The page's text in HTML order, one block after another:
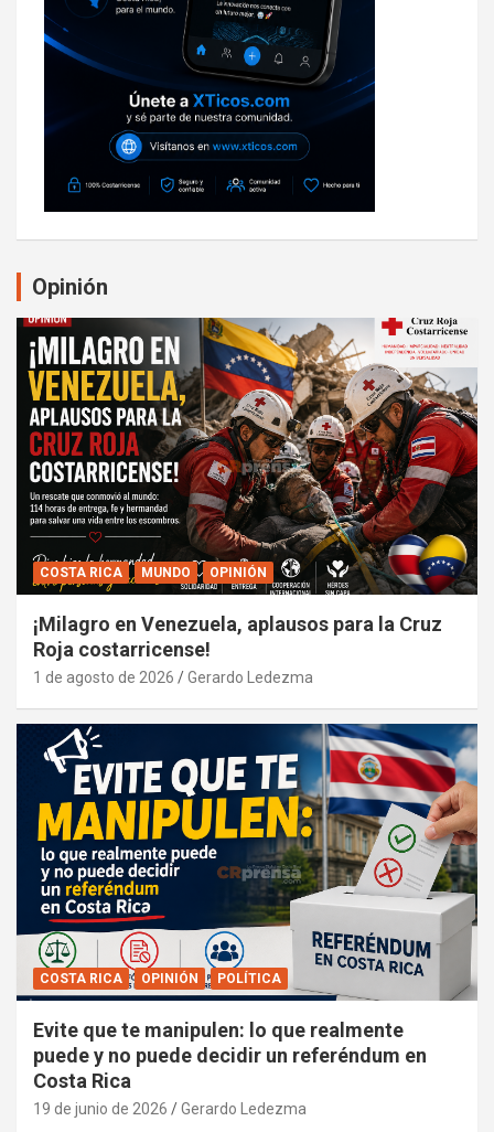
Opinión
COSTA RICA MUNDO OPINIÓN
¡Milagro en Venezuela, aplausos para la Cruz
Roja costarricense!
1 de agosto de 2026 Gerardo Ledezma
COSTA RICA OPINIÓN POLÍTICA
Evite que te manipulen: lo que realmente
puede y no puede decidir un referéndum en
Costa Rica
19 de junio de 2026 Gerardo Ledezma